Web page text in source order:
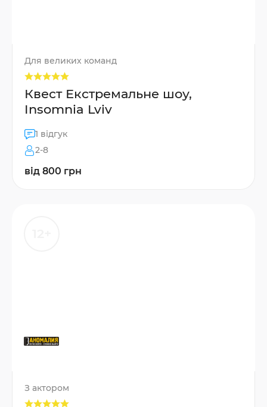
Для великих команд
Квест Екстремальне шоу,
Insomnia Lviv
1 відгук
2-8
від 800 грн
З актором